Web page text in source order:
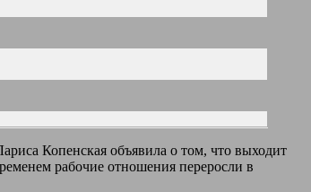
Копенская объявила о том, что выходит
рабочие отношения переросли в